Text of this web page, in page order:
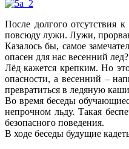
После долгого отсутствия
повсюду лужи. Лужи,
Казалось бы, самое
опасен для нас весенний лед?
Лёд кажется крепким. Но
опасности, а весенний –
превратиться в ледяную
Во время беседы
непрочном льду. Такая
безопасного поведения.
В ходе беседы будущие